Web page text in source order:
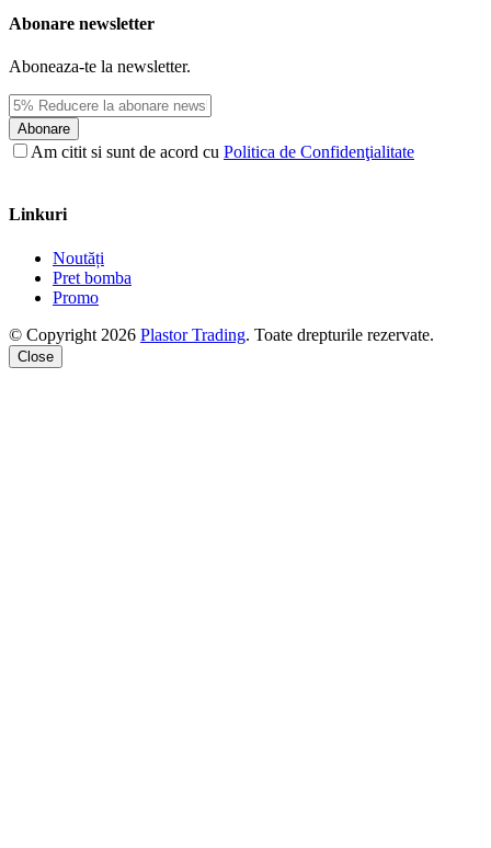
Abonare newsletter
Aboneaza-te la newsletter.
Abonare
Am citit si sunt de acord cu Politica de Confidenţialitate
Linkuri
Noutăți
Pret bomba
Promo
© Copyright 2026 Plastor Trading. Toate drepturile rezervate.
Close